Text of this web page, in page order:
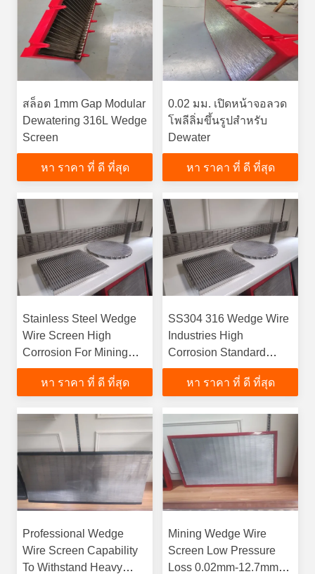
'th', function () {});}
สล็อต 1mm Gap Modular
Dewatering 316L Wedge
Screen
หา ราคา ที่ ดี ที่สุด
0.02 มม. เปิดหน้าจอลวด
โพลีลิ่มขึ้นรูปสำหรับ
Dewater
หา ราคา ที่ ดี ที่สุด
Stainless Steel Wedge
Wire Screen High
Corrosion For Mining
Industrialfunction
gtElInit() {var lib = new
'th', function () {});}
หา ราคา ที่ ดี ที่สุด
SS304 316 Wedge Wire
Industries High
Corrosion Standard
Flatness 3.175mm
หา ราคา ที่ ดี ที่สุด
Professional Wedge
Wire Screen Capability
To Withstand Heavy
Mining Wedge Wire
Screen Low Pressure
Loss 0.02mm-12.7mm